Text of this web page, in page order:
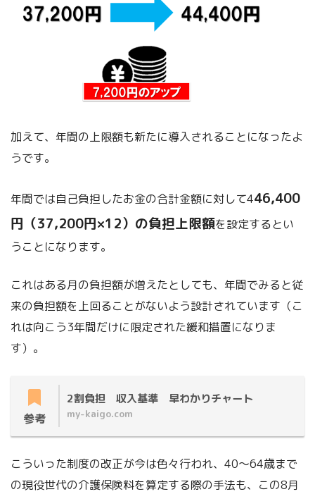
加えて、年間の上限額も新たに導入されることになったよ
うです。
年間では自己負担したお金の合計金額に対して446,400
円（37,200円×12）の負担上限額を設定するとい
うことになります。
これはある月の負担額が増えたとしても、年間でみると従
来の負担額を上回ることがないよう設計されています（こ
れは向こう3年間だけに限定された緩和措置になりま
す）。
参考
2割負担 収入基準 早わかりチャート
my-kaigo.com
こういった制度の改正が今は色々行われ、40～64歳まで
の現役世代の介護保険料を算定する際の手法も、この8月